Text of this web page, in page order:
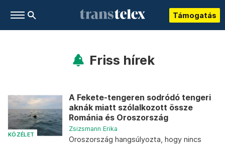
Támogatás
Friss hírek
KÖZÉLET
A Fekete-tengeren sodródó tengeri
aknák miatt szólalkozott össze
Románia és Oroszország
Zsizsmann Erika
Oroszország hangsúlyozta, hogy nincs